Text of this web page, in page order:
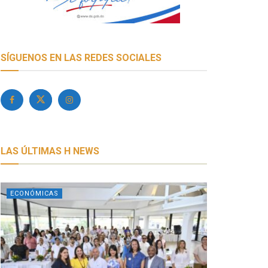
SÍGUENOS EN LAS REDES SOCIALES
LAS ÚLTIMAS H NEWS
ECONÓMICAS